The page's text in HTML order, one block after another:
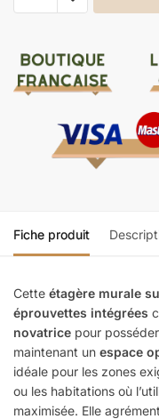
Fiche produit
Cette étagère murale
éprouvettes intégrées
novatrice pour
maintenant un espace
idéale pour les zones
ou les habitations où
maximisée. Elle